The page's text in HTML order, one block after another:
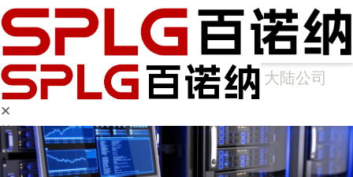
大陆公司
✕
首页
产品中心
光谱仪